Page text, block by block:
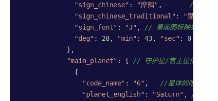
"sign_chinese" : "摩羯" , //星座简
"sign_chinese_traditional" : "摩羯"
"sign_font" : "J" , // 星座图标映射码，
"deg" : 28, "min" : 43, "sec" : 0
            },
"main_planet" : [ // 守护星/宫主星信息
              {
"code_name" : "6" , //星体的唯一标识
"planet_english" : "Saturn" , //星体